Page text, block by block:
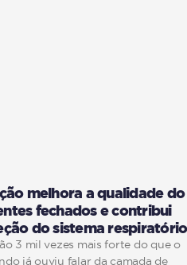
melhora a qualidade do
fechados e contribui
do sistema respiratório
3 mil vezes mais forte do que o
já ouviu falar da camada de